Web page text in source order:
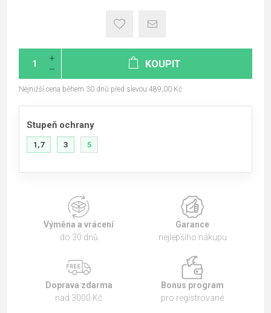
KOUPIT
Nejnižší cena během 30 dnů před slevou:489,00 Kč
Stupeň ochrany
1,7 3 5
Výměna a vrácení
do 30 dnů
Garance
nejlepšího nákupu
Doprava zdarma
nad 3000 Kč
Bonus program
pro registrované